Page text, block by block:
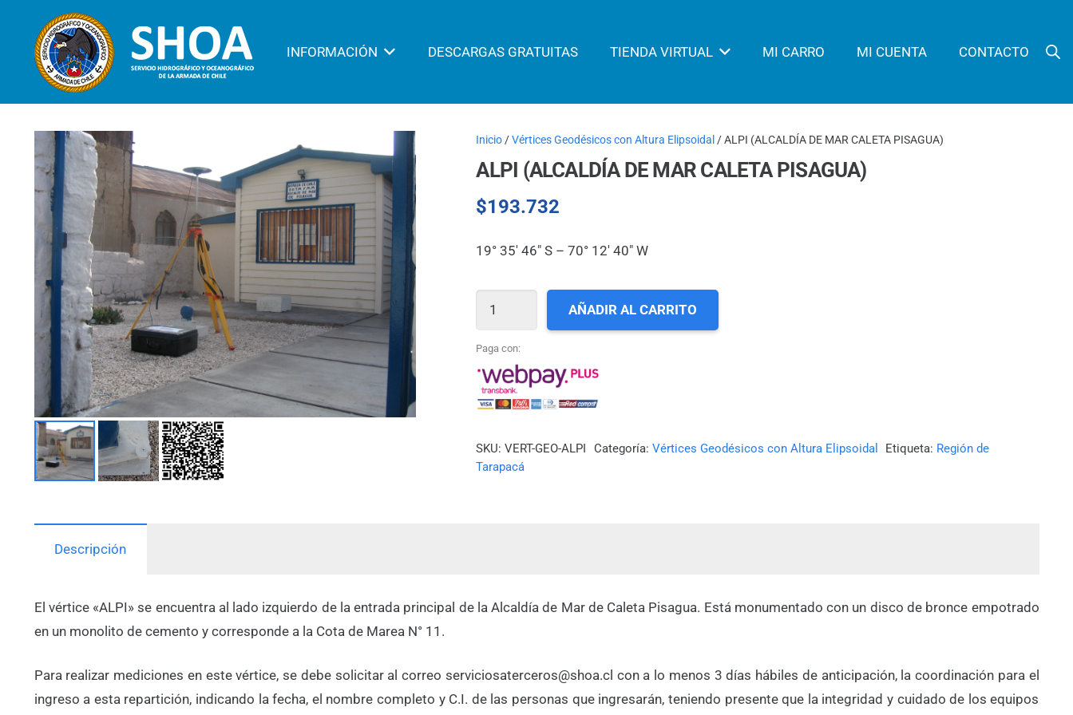
INFORMACIÓN DESCARGAS GRATUITAS TIENDA VIRTUAL MI CARRO MI CUENTA CONTACTO
Inicio /Vértices Geodésicos con Altura Elipsoidal / ALPI (ALCALDÍA DE MAR CALETA PISAGUA)
ALPI (ALCALDÍA DE MAR CALETA PISAGUA)
$193.732
19° 35′ 46″ S – 70° 12′ 40″ W
DE
MAR
CALETA
cantidad
AÑADIR AL CARRITO
Paga con:
SKU:VERT-GEO-ALPI Categoría: Vértices Geodésicos con Altura Elipsoidal Etiqueta: Región de
Tarapacá
Descripción
El vértice «ALPI» se encuentra al lado izquierdo de la entrada principal de la Alcaldía de Mar de Caleta Pisagua. Está monumentado con un disco de bronce empotrado
en un monolito de cemento y corresponde a la Cota de Marea N° 11.
Para realizar mediciones en este vértice, se debe solicitar al correo serviciosaterceros@shoa.cl con a lo menos 3 días hábiles de anticipación, la coordinación para el
ingreso a esta repartición, indicando la fecha, el nombre completo y C.I. de las personas que ingresarán, teniendo presente que la integridad y cuidado de los equipos